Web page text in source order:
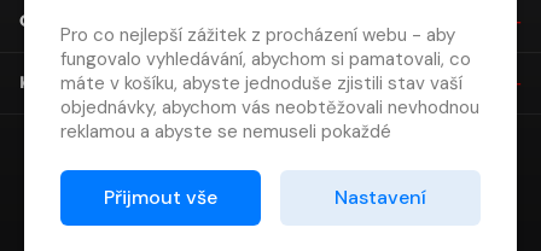
O SPOLEČNOSTI
KONTAKT
Pro co nejlepší zážitek z procházení webu - aby
fungovalo vyhledávání, abychom si pamatovali, co
máte v košíku, abyste jednoduše zjistili stav vaší
objednávky, abychom vás neobtěžovali nevhodnou
reklamou a abyste se nemuseli pokaždé
Proto od vás potřebujeme souhlas se
zpracováním souborů cookies
Přijmout vše Nastavení